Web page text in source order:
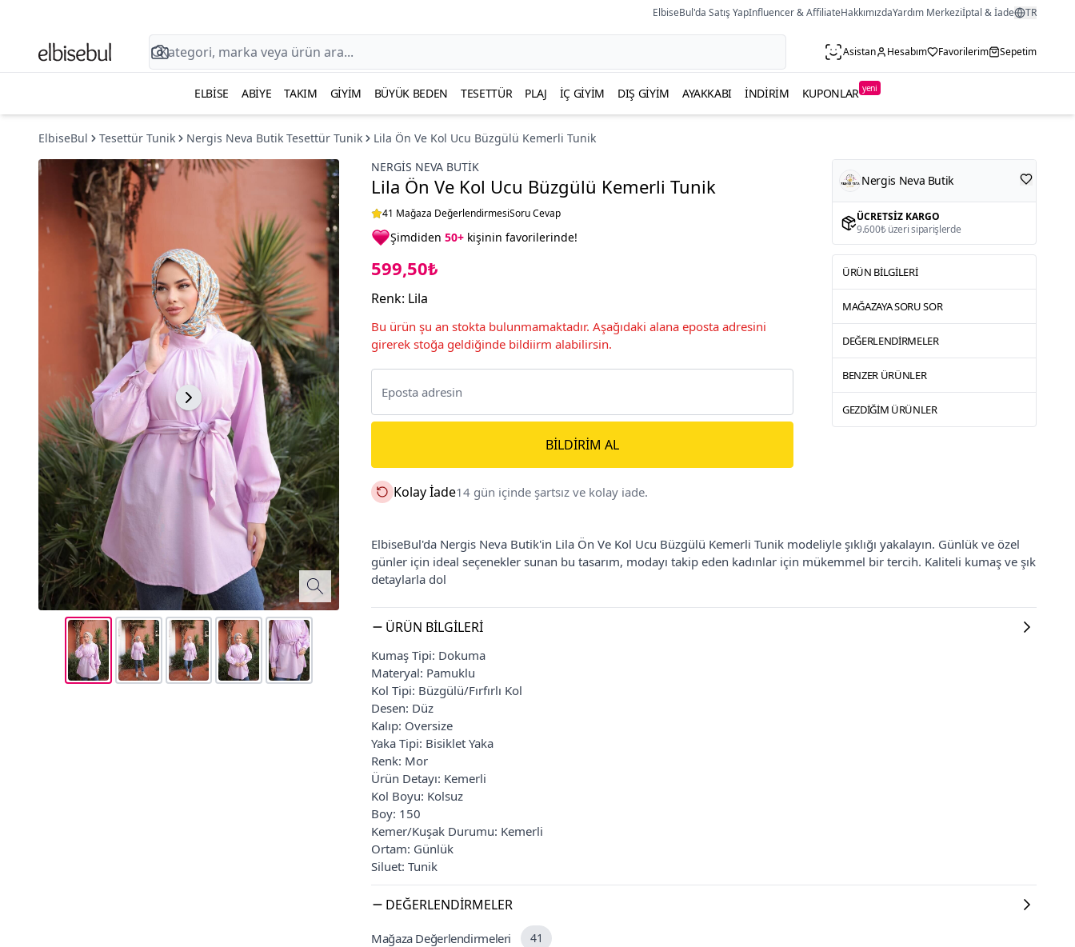
ElbiseBul'da Satış YapInfluencer & AffiliateHakkımızdaYardım Merkeziİptal & İade TR
Asistan Hesabım Favorilerim Sepetim
ELBISE ABIYE TAKIM GIYIM BÜYÜK BEDEN TESETTÜR PLAJ İÇ GIYIM DIŞ GIYIM AYAKKABI İNDIRIM KUPONLAR yeni
ElbiseBul Tesettür Tunik Nergis Neva Butik Tesettür Tunik
Lila Ön Ve Kol Ucu Büzgülü Kemerli Tunik
NERGIS NEVA BUTIK
Lila Ön Ve Kol Ucu Büzgülü Kemerli Tunik
41 Mağaza DeğerlendirmesiSoru Cevap
Şimdiden 50+ kişinin favorilerinde!
599,50₺
Renk: Lila
Bu ürün şu an stokta bulunmamaktadır. Aşağıdaki alana eposta adresini
girerek stoğa geldiğinde bildiirm alabilirsin.
BILDIRIM AL
Kolay İade14 gün içinde şartsız ve kolay iade.
Nergis Neva Butik
ÜCRETSIZ KARGO
9.600₺ üzeri siparişlerde
ÜRÜN BILGILERI
MAĞAZAYA SORU SOR
DEĞERLENDIRMELER
BENZER ÜRÜNLER
GEZDIĞIM ÜRÜNLER
ElbiseBul'da Nergis Neva Butik'in Lila Ön Ve Kol Ucu Büzgülü Kemerli Tunik modeliyle şıklığı yakalayın. Günlük ve özel
günler için ideal seçenekler sunan bu tasarım, modayı takip eden kadınlar için mükemmel bir tercih. Kaliteli kumaş ve şık
detaylarla dol
ÜRÜN BILGILERI
Kumaş Tipi: Dokuma
Materyal: Pamuklu
Kol Tipi: Büzgülü/Fırfırlı Kol
Desen: Düz
Kalıp: Oversize
Yaka Tipi: Bisiklet Yaka
Renk: Mor
Ürün Detayı: Kemerli
Kol Boyu: Kolsuz
Boy: 150
Kemer/Kuşak Durumu: Kemerli
Ortam: Günlük
Siluet: Tunik
DEĞERLENDIRMELER
Mağaza Değerlendirmeleri 41